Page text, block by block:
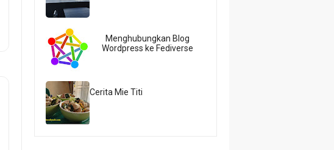
Menghubungkan Blog
Wordpress ke Fediverse
Cerita Mie Titi